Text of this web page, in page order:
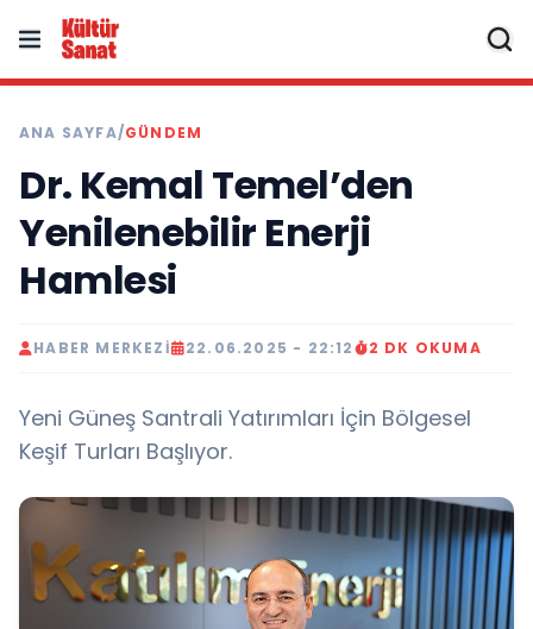
ANA SAYFA/GÜNDEM
Dr. Kemal Temel’den
Yenilenebilir Enerji
Hamlesi
HABER MERKEZI 22.06.2025 - 22:12 2 DK OKUMA
Yeni Güneş Santrali Yatırımları İçin Bölgesel
Keşif Turları Başlıyor.